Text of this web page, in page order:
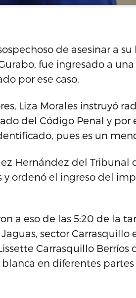
de asesinar a
fue ingresado a
por ese caso.
Liza Morales instruyó
del Código Penal y por
pues es un
Hernández del Tribunal
ordenó el ingreso del
a eso de las 5:20 de la
sector Carrasquillo
Carrasquillo Berríos
en diferentes